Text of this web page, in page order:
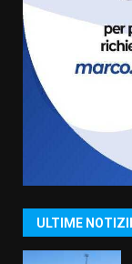
ULTIME
1